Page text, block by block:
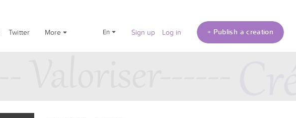
Twitter More en Sign up Log in + Publish a creation